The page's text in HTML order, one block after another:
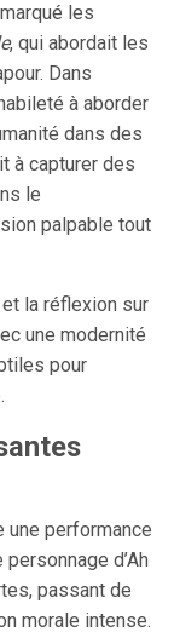
les
, qui abordait les
Dans
à aborder
dans des
à capturer des
le
palpable tout
la réflexion sur
une modernité
pour
une performance
d’Ah
passant de
morale intense.